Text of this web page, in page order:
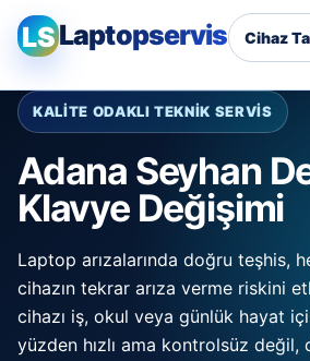
LSLaptopservis Cihaz
KALİTE ODAKLI TEKNİK SERVİS
Adana Seyhan
Klavye Değişimi
Laptop arızalarında doğru teşhis,
cihazın tekrar arıza verme riskini
cihazı iş, okul veya günlük hayat
yüzden hızlı ama kontrolsüz değil,